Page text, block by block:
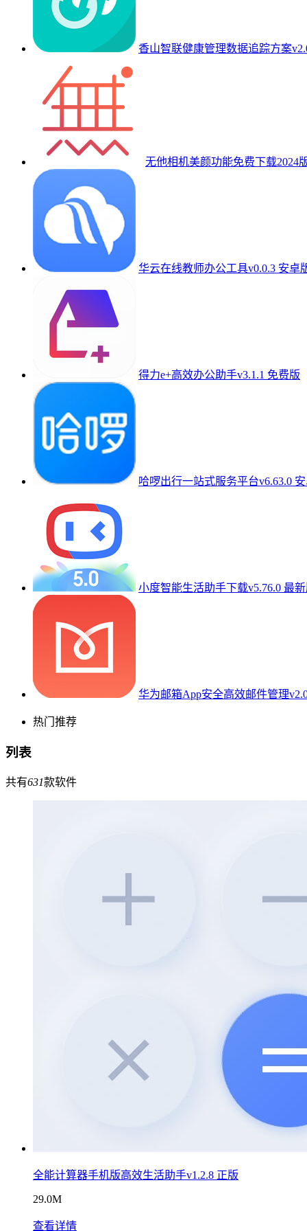
香山智联健康管理数据追踪方案
无他相机美颜功能免费下载2024
华云在线教师办公工具v0.0.3 安卓
得力e+高效办公助手v3.1.1 免费版
哈啰出行一站式服务平台v6.63.0
小度智能生活助手下载v5.76.0 最
华为邮箱App安全高效邮件管理
热门推荐
列表
共有631款软件
全能计算器手机版高效生活助手v1.2.8 正版
29.0M
查看详情